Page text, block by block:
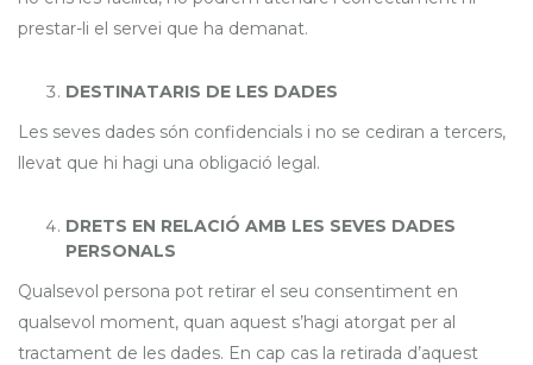
prestar-li el servei que ha demanat.
DESTINATARIS DE LES DADES
Les seves dades són confidencials i no se cediran a tercers,
llevat que hi hagi una obligació legal.
DRETS EN RELACIÓ AMB LES SEVES DADES
PERSONALS
Qualsevol persona pot retirar el seu consentiment en
qualsevol moment, quan aquest s’hagi atorgat per al
tractament de les dades. En cap cas la retirada d’aquest